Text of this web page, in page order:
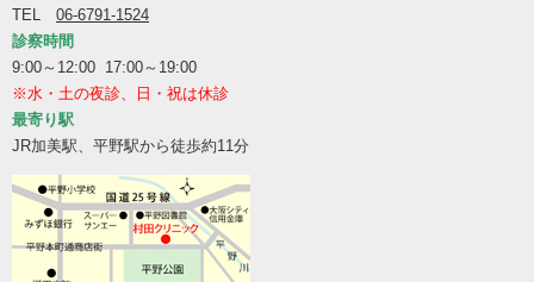
TEL 06-6791-1524
診察時間
9:00～12:00 17:00～19:00
※水・土の夜診、日・祝は休診
最寄り駅
JR加美駅、平野駅から徒歩約11分